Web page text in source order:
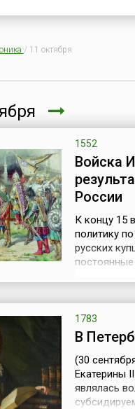
/ 11 октября
1552
Войска
России
К концу 15
политику
русских
постоянные
оказались
1783
В
(30
Екатерины
являлась